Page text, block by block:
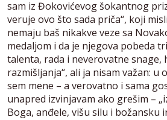
sam iz Đokovićevog šokantnog
veruje ovo što sada priča“, koji
nemaju baš nikakve veze sa
medaljom i da je njegova pobeda
talenta, rada i neverovatne snage,
razmišljanja“, ali ja nisam važan: u
sem mene – a verovatno i sama
unapred izvinjavam ako grešim –
Boga, anđele, višu silu i božansku